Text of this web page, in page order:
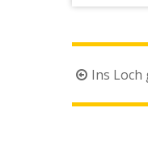
Ins Loch